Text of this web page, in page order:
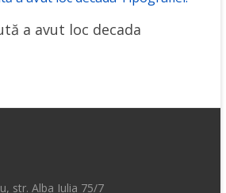
a avut loc decada
str. Alba Iulia 75/7